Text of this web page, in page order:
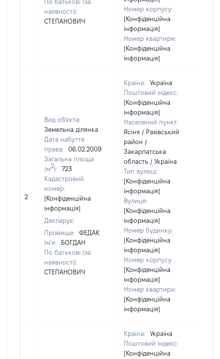
По батькові (за
наявності):
СТЕПАНОВИЧ
Номер корпусу:
[Конфіденційна
інформація]
Номер квартири:
[Конфіденційна
інформація]
2
Вид об'єкта:
Земельна ділянка
Дата набуття
права:
06.02.2009
Загальна площа
(м2):
723
Кадастровий
номер:
[Конфіденційна
інформація]
Декларує:
Прізвище:
ФЕДАК
Ім'я:
БОГДАН
По батькові (за
наявності):
СТЕПАНОВИЧ
Країна:
Україна
Поштовий індекс:
[Конфіденційна
інформація]
Населений пункт:
Ясіня / Рахівський
район /
Закарпатська
область / Україна
Тип вулиці:
[Конфіденційна
інформація]
Вулиця:
[Конфіденційна
інформація]
Номер будинку:
[Конфіденційна
інформація]
Номер корпусу:
[Конфіденційна
інформація]
Номер квартири:
[Конфіденційна
інформація]
Країна:
Україна
Поштовий індекс:
[Конфіденційна